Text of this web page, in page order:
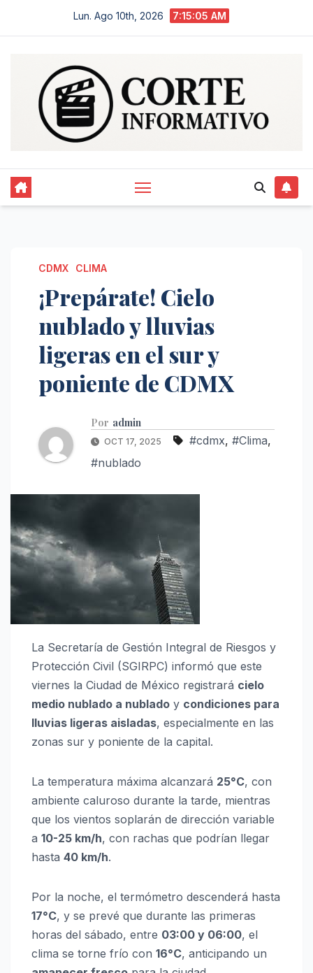
Lun. Ago 10th, 2026 7:15:06 AM
CDMX CLIMA
¡Prepárate! Cielo
nublado y lluvias
ligeras en el sur y
poniente de CDMX
Por admin
OCT 17, 2025 #cdmx, #Clima,
#nublado
La Secretaría de Gestión Integral de Riesgos y
Protección Civil (SGIRPC) informó que este
viernes la Ciudad de México registrará cielo
medio nublado a nublado y condiciones para
lluvias ligeras aisladas, especialmente en las
zonas sur y poniente de la capital.
La temperatura máxima alcanzará 25°C, con
ambiente caluroso durante la tarde, mientras
que los vientos soplarán de dirección variable
a 10-25 km/h, con rachas que podrían llegar
hasta 40 km/h.
Por la noche, el termómetro descenderá hasta
17°C, y se prevé que durante las primeras
horas del sábado, entre 03:00 y 06:00, el
clima se torne frío con 16°C, anticipando un